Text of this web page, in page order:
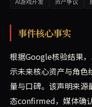
事件核心事实
根据Google核验结果
示未来核心资产与角色
量与口碑。该声明来源
态confirmed，媒体确